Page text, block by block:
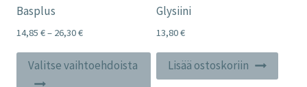
Basplus
14,85 €– 26,30€Price
14,85 €
Valitse vaihtoehdoista
Tällä
tuotteella
Glysiini
13,80€
Lisää ostoskoriin